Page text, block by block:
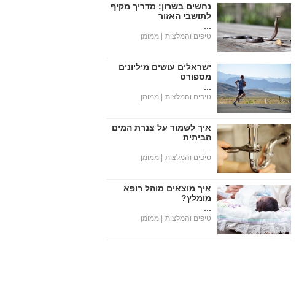
נחשים בשרון: מדריך מקיף
לתושבי האזור
טיפים והמלצות | ממומן
ישראלים עושים מיליונים
מספורט
טיפים והמלצות | ממומן
איך לשמור על צנרת המים
הביתית
טיפים והמלצות | ממומן
איך מוצאים מוהל רופא
מומלץ?
טיפים והמלצות | ממומן